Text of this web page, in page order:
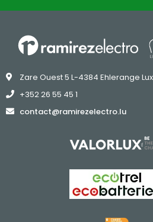
Zare Ouest 5 L-4384 Ehlerange
+352 26 55 45 1
contact@ramirezelectro.lu